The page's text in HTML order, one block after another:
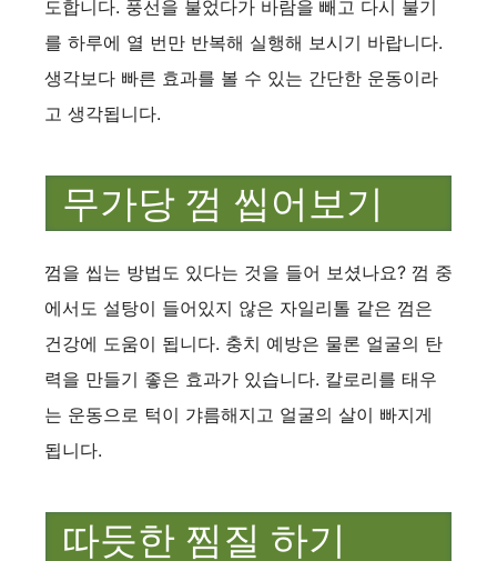
도합니다. 풍선을 불었다가 바람을 빼고 다시 불기
를 하루에 열 번만 반복해 실행해 보시기 바랍니다.
생각보다 빠른 효과를 볼 수 있는 간단한 운동이라
고 생각됩니다.
무가당 껌 씹어보기
껌을 씹는 방법도 있다는 것을 들어 보셨나요? 껌 중
에서도 설탕이 들어있지 않은 자일리톨 같은 껌은
건강에 도움이 됩니다. 충치 예방은 물론 얼굴의 탄
력을 만들기 좋은 효과가 있습니다. 칼로리를 태우
는 운동으로 턱이 갸름해지고 얼굴의 살이 빠지게
됩니다.
따듯한 찜질 하기